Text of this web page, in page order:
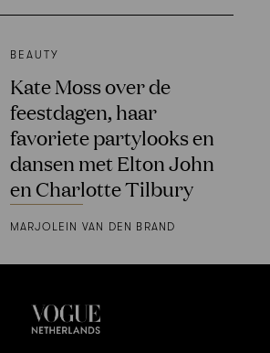
BEAUTY
Kate Moss over de
feestdagen, haar
favoriete partylooks en
dansen met Elton John
en Charlotte Tilbury
MARJOLEIN VAN DEN BRAND